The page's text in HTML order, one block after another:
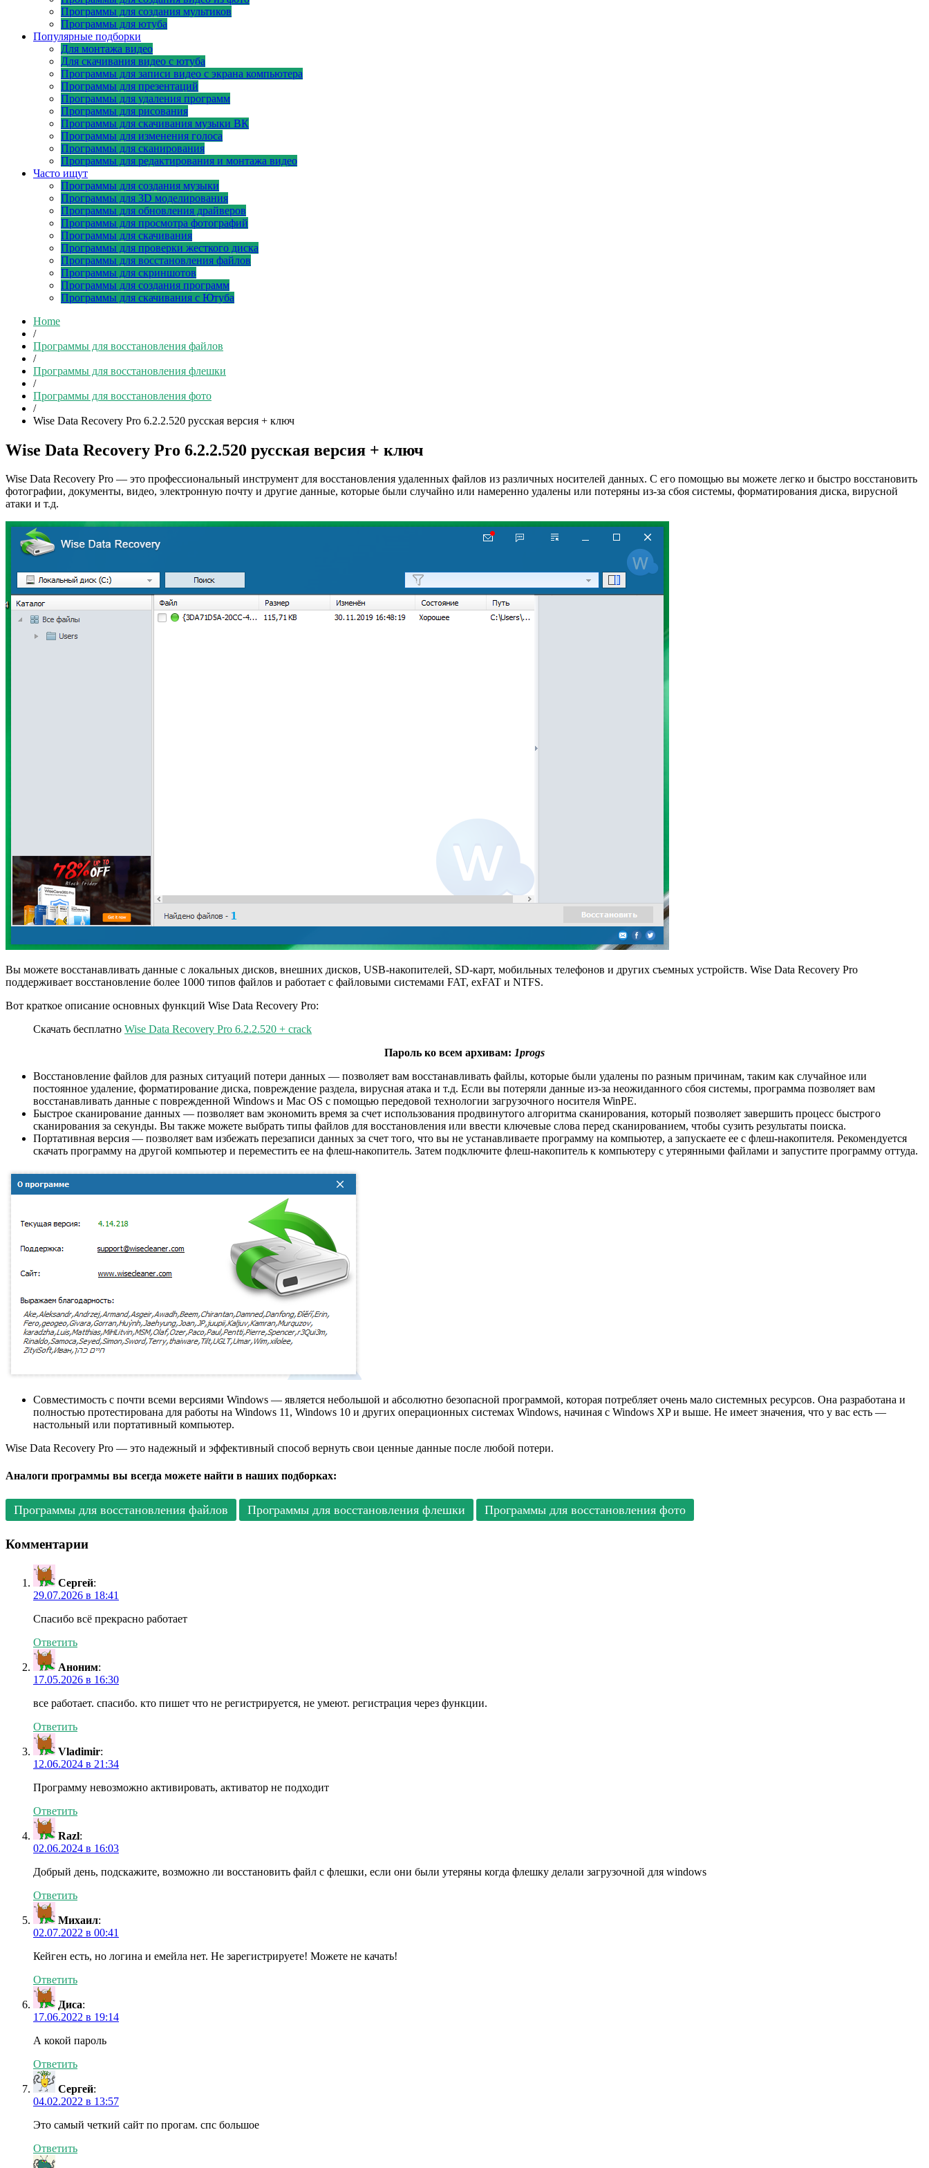
Программы для создания мультиков
Программы для ютуба
Популярные подборки
Для монтажа видео
Для скачивания видео с ютуба
Программы для записи видео с экрана компьютера
Программы для презентаций
Программы для удаления программ
Программы для рисования
Программы для скачивания музыки ВК
Программы для изменения голоса
Программы для сканирования
Программы для редактирования и монтажа видео
Часто ищут
Программы для создания музыки
Программы для 3D моделирования
Программы для обновления драйверов
Программы для просмотра фотографий
Программы для скачивания
Программы для проверки жесткого диска
Программы для восстановления файлов
Программы для скриншотов
Программы для создания программ
Программы для скачивания с Ютуба
Home
/
Программы для восстановления файлов
/
Программы для восстановления флешки
/
Программы для восстановления фото
/
Wise Data Recovery Pro 6.2.2.520 русская версия + ключ
Wise Data Recovery Pro 6.2.2.520 русская версия + ключ
Wise Data Recovery Pro — это профессиональный инструмент для восстановления удаленных файлов из различных носителей данных. С его помощью вы можете легко и быстро восстановить
фотографии, документы, видео, электронную почту и другие данные, которые были случайно или намеренно удалены или потеряны из-за сбоя системы, форматирования диска, вирусной
атаки и т.д.
Вы можете восстанавливать данные с локальных дисков, внешних дисков, USB-накопителей, SD-карт, мобильных телефонов и других съемных устройств. Wise Data Recovery Pro
поддерживает восстановление более 1000 типов файлов и работает с файловыми системами FAT, exFAT и NTFS.
Вот краткое описание основных функций Wise Data Recovery Pro:
Скачать бесплатно Wise Data Recovery Pro 6.2.2.520 + crack
Пароль ко всем архивам: 1progs
Восстановление файлов для разных ситуаций потери данных — позволяет вам восстанавливать файлы, которые были удалены по разным причинам, таким как случайное или
постоянное удаление, форматирование диска, повреждение раздела, вирусная атака и т.д. Если вы потеряли данные из-за неожиданного сбоя системы, программа позволяет вам
восстанавливать данные с поврежденной Windows и Mac OS с помощью передовой технологии загрузочного носителя WinPE.
Быстрое сканирование данных — позволяет вам экономить время за счет использования продвинутого алгоритма сканирования, который позволяет завершить процесс быстрого
сканирования за секунды. Вы также можете выбрать типы файлов для восстановления или ввести ключевые слова перед сканированием, чтобы сузить результаты поиска.
Портативная версия — позволяет вам избежать перезаписи данных за счет того, что вы не устанавливаете программу на компьютер, а запускаете ее с флеш-накопителя. Рекомендуется
скачать программу на другой компьютер и переместить ее на флеш-накопитель. Затем подключите флеш-накопитель к компьютеру с утерянными файлами и запустите программу оттуда.
Совместимость с почти всеми версиями Windows — является небольшой и абсолютно безопасной программой, которая потребляет очень мало системных ресурсов. Она разработана и
полностью протестирована для работы на Windows 11, Windows 10 и других операционных системах Windows, начиная с Windows XP и выше. Не имеет значения, что у вас есть —
настольный или портативный компьютер.
Wise Data Recovery Pro — это надежный и эффективный способ вернуть свои ценные данные после любой потери.
Аналоги программы вы всегда можете найти в наших подборках:
Программы для восстановления файлов Программы для восстановления флешки Программы для восстановления фото
Комментарии
Сергей:
29.07.2026 в 18:41
Cпасибо всё прекрасно работает
Ответить
Аноним:
17.05.2026 в 16:30
все работает. спасибо. кто пишет что не регистрируется, не умеют. регистрация через функции.
Ответить
Vladimir:
12.06.2024 в 21:34
Программу невозможно активировать, активатор не подходит
Ответить
Razl:
02.06.2024 в 16:03
Добрый день, подскажите, возможно ли восстановить файл с флешки, если они были утеряны когда флешку делали загрузочной для windows
Ответить
Михаил:
02.07.2022 в 00:41
Кейген есть, но логина и емейла нет. Не зарегистрируете! Можете не качать!
Ответить
Диса:
17.06.2022 в 19:14
А кокой пароль
Ответить
Сергей:
04.02.2022 в 13:57
Это самый четкий сайт по прогам. спс большое
Ответить